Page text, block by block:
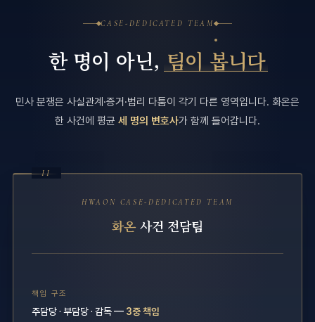
CASE-DEDICATED TEAM
한 명이 아닌, 팀이 봅니다
민사 분쟁은 사실관계·증거·법리 다툼이 각기 다른 영역입니다. 화온은
한 사건에 평균 세 명의 변호사가 함께 들어갑니다.
II
HWAON CASE-DEDICATED TEAM
화온사건 전담팀
책임 구조
주담당 · 부담당 · 감독 — 3중 책임